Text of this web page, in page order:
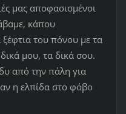
μας αποφασισμένοι
κάπου
του πόνου με τα
μου, τα δικά σου.
από την πάλη για
η ελπίδα στο φόβο